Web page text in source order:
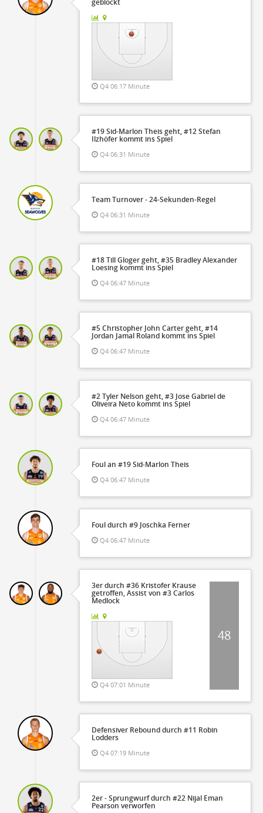
geblockt
Q4 06:17 Minute
#19 Sid-Marlon Theis geht, #12 Stefan
Ilzhöfer kommt ins Spiel
Q4 06:31 Minute
Team Turnover - 24-Sekunden-Regel
Q4 06:31 Minute
#18 Till Gloger geht, #35 Bradley Alexander
Loesing kommt ins Spiel
Q4 06:47 Minute
#5 Christopher John Carter geht, #14
Jordan Jamal Roland kommt ins Spiel
Q4 06:47 Minute
#2 Tyler Nelson geht, #3 Jose Gabriel de
Oliveira Neto kommt ins Spiel
Q4 06:47 Minute
Foul an #19 Sid-Marlon Theis
Q4 06:47 Minute
Foul durch #9 Joschka Ferner
Q4 06:47 Minute
3er durch #36 Kristofer Krause
getroffen, Assist von #3 Carlos
Medlock
Q4 07:01 Minute
48
Defensiver Rebound durch #11 Robin
Lodders
Q4 07:19 Minute
2er - Sprungwurf durch #22 Nijal Eman
Pearson verworfen